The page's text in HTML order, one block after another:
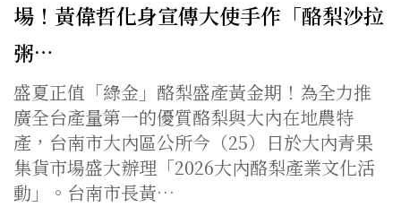
場！黃偉哲化身宣傳大使手作「酪梨沙拉
粥…
盛夏正值「綠金」酪梨盛產黃金期！為全力推
廣全台產量第一的優質酪梨與大內在地農特
產，台南市大內區公所今（25）日於大內青果
集貨市場盛大辦理「2026大內酪梨產業文化活
動」。台南市長黃…